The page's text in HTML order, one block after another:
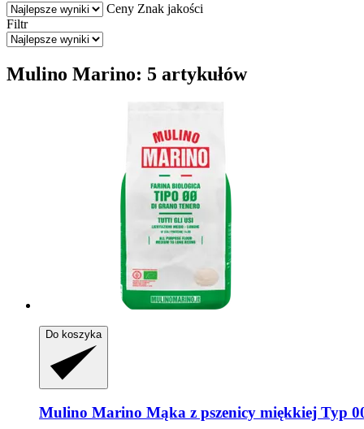
Ceny Znak jakości
Filtr
Mulino Marino: 5 artykułów
Do koszyka
Mulino Marino Mąka z pszenicy miękkiej Typ